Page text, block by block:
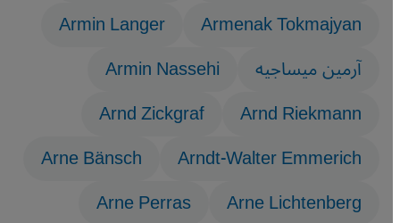
Armenak Tokmajyan
Armin Langer
آرمين ميساجيه
Armin Nassehi
Arnd Riekmann
Arnd Zickgraf
Arndt-Walter Emmerich
Arne Bänsch
Arne Lichtenberg
Arne Perras